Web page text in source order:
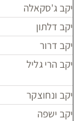
יקב ג'סקאלה
יקב דלתון
יקב דרור
יקב הרי גליל
יקב ונחוצקר
יקב ישפה